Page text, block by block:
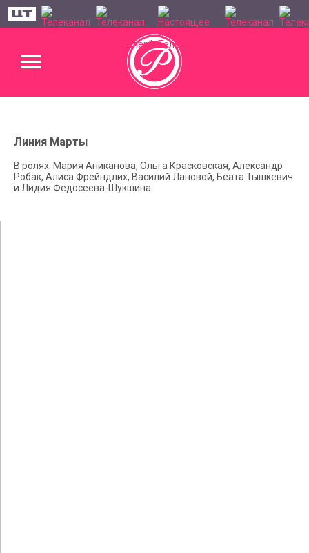
Линия Марты
В ролях: Мария Аниканова, Ольга Красковская, Александр
Робак, Алиса Фрейндлих, Василий Лановой, Беата Тышкевич
и Лидия Федосеева-Шукшина